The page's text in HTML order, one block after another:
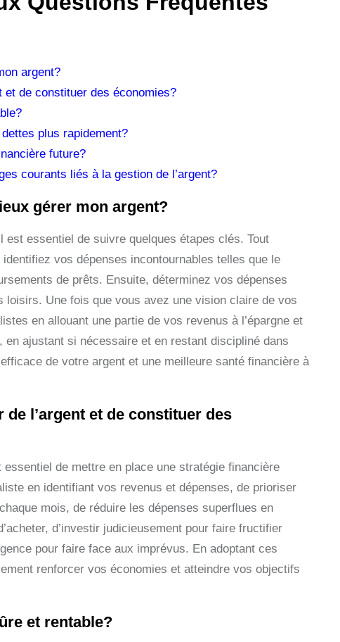
argent?
et de constituer des économies?
plus rapidement?
future?
courants liés à la gestion de l’argent?
gérer mon argent?
essentiel de suivre quelques étapes clés. Tout
vos dépenses incontournables telles que le
de prêts. Ensuite, déterminez vos dépenses
Une fois que vous avez une vision claire de vos
en allouant une partie de vos revenus à l’épargne et
ajustant si nécessaire et en restant discipliné dans
de votre argent et une meilleure santé financière à
l’argent et de constituer des
de mettre en place une stratégie financière
en identifiant vos revenus et dépenses, de prioriser
mois, de réduire les dépenses superflues en
d’investir judicieusement pour faire fructifier
pour faire face aux imprévus. En adoptant ces
renforcer vos économies et atteindre vos objectifs
et rentable?